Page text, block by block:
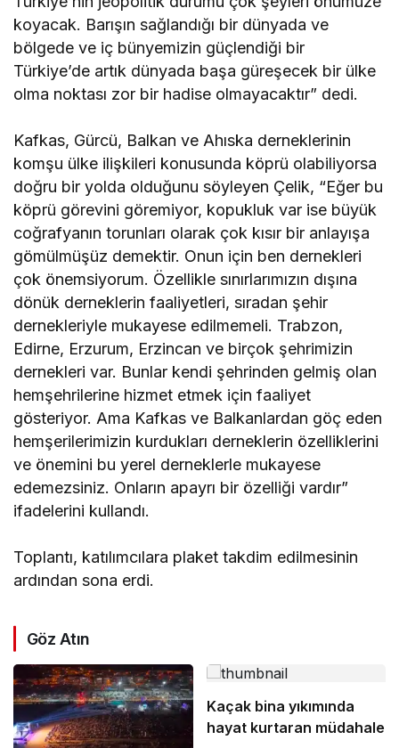
koyacak. Barışın sağlandığı bir dünyada ve
bölgede ve iç bünyemizin güçlendiği bir
Türkiye’de artık dünyada başa güreşecek bir ülke
olma noktası zor bir hadise olmayacaktır” dedi.
Kafkas, Gürcü, Balkan ve Ahıska derneklerinin
komşu ülke ilişkileri konusunda köprü olabiliyorsa
doğru bir yolda olduğunu söyleyen Çelik, “Eğer bu
köprü görevini göremiyor, kopukluk var ise büyük
coğrafyanın torunları olarak çok kısır bir anlayışa
gömülmüşüz demektir. Onun için ben dernekleri
çok önemsiyorum. Özellikle sınırlarımızın dışına
dönük derneklerin faaliyetleri, sıradan şehir
dernekleriyle mukayese edilmemeli. Trabzon,
Edirne, Erzurum, Erzincan ve birçok şehrimizin
dernekleri var. Bunlar kendi şehrinden gelmiş olan
hemşehrilerine hizmet etmek için faaliyet
gösteriyor. Ama Kafkas ve Balkanlardan göç eden
hemşerilerimizin kurdukları derneklerin özelliklerini
ve önemini bu yerel derneklerle mukayese
edemezsiniz. Onların apayrı bir özelliği vardır”
ifadelerini kullandı.
Toplantı, katılımcılara plaket takdim edilmesinin
ardından sona erdi.
Göz Atın
Kaçak bina yıkımında
hayat kurtaran müdahale